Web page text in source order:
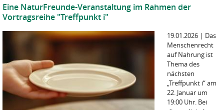
Eine NaturFreunde-Veranstaltung im Rahmen der
Vortragsreihe "Treffpunkt i"
19.01.2026 | Das
Menschenrecht
auf Nahrung ist
Thema des
nächsten
„Treffpunkt i“ am
22. Januar um
19:00 Uhr. Bei